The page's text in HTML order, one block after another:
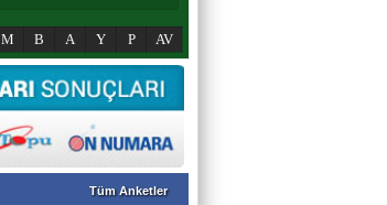
M B A Y P AV
Tüm Anketler